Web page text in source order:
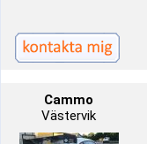
Cammo
Västervik